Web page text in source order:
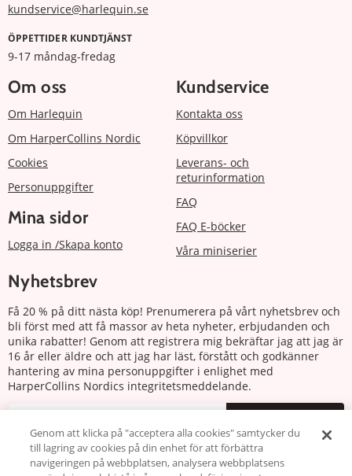
kundservice@harlequin.se
ÖPPETTIDER KUNDTJÄNST
9-17 måndag-fredag
Om oss
Om Harlequin
Om HarperCollins Nordic
Cookies
Personuppgifter
Mina sidor
Logga in /Skapa konto
Kundservice
Kontakta oss
Köpvillkor
Leverans- och
returinformation
FAQ
FAQ E-böcker
Våra miniserier
Nyhetsbrev
Få 20 % på ditt nästa köp! Prenumerera på vårt nyhetsbrev och
bli först med att få massor av heta nyheter, erbjudanden och
unika rabatter! Genom att registrera mig bekräftar jag att jag är
16 år eller äldre och att jag har läst, förstått och godkänner
hantering av mina personuppgifter i enlighet med
HarperCollins Nordics integritetsmeddelande.
Följ oss
Genom att klicka på "acceptera alla cookies" samtycker du
till lagring av cookies på din enhet för att förbättra
navigeringen på webbplatsen, analysera webbplatsens